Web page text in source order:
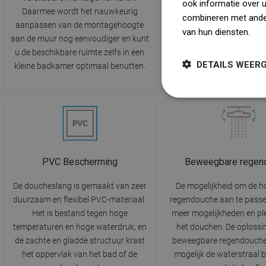
Daarmee wordt het nauwkeurig
aanpassen van de montagehoogte
aan de muur nog eenvoudiger en kunt
u de beschikbare ruimte zelfs in een
kleine badkamer optimaal benutten.
regen na, die
echt moment van
PVC Bescherming
De doucheslang is gemaakt van zeer
duurzaam en flexibel PVC-materiaal.
Het is bestand tegen hoge
temperaturen en hoge waterdruk, en
de zachte en gladde structuur krast
het oppervlak van het bad of de
Beweegbare
De mogelijkheid om de
regendouche aan te
meer mogelijkheden en
het douchen. De
beweegbare
mogelijk de waterstraal
ook informatie over
combineren met
van hun diensten.
DETAILS